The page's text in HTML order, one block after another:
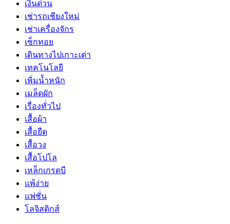
เงินด่วน
เช่ารถเชียงใหม่
เช่าเครื่องจักร
เซ็กทอย
เดินทางไปเกาะเต่า
เทคโนโลยี
เพิ่มน้ำหนัก
เมล็ดผัก
เรื่องทั่วไป
เสื้อผ้า
เสื้อยืด
เสื้อวง
เสื้อโปโล
เหล็กเกรดบี
แพ้ง่าย
แฟชั่น
โลจิสติกส์